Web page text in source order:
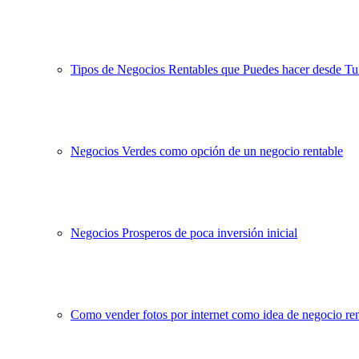
Tipos de Negocios Rentables que Puedes hacer desde
Negocios Verdes como opción de un negocio rentable
Negocios Prosperos de poca inversión inicial
Como vender fotos por internet como idea de negocio